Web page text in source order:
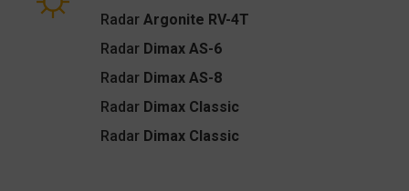
Radar Argonite RV-4T
Radar Dimax AS-6
Radar Dimax AS-8
Radar Dimax Classic
Radar Dimax Classic